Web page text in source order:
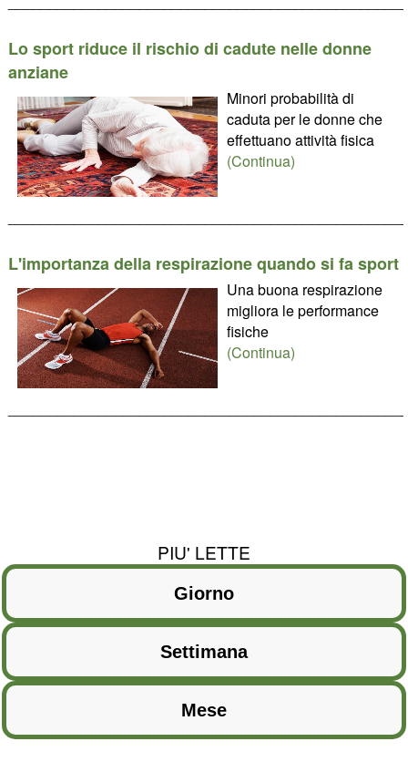
Lo sport riduce il rischio di cadute nelle donne
anziane
Minori probabilità di
caduta per le donne che
effettuano attività fisica
(Continua)
L'importanza della respirazione quando si fa sport
Una buona respirazione
migliora le performance
fisiche
(Continua)
PIU' LETTE